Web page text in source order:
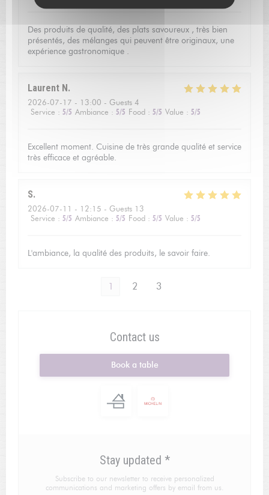
Des produits de qualité, des plats savoureux , très bien
présentés, des mélanges qui peuvent être originaux, une
expérience gastronomique .
Laurent N
2026-07-17 - 13:00 - Guests 4
Service : 5/5 Ambiance : 5/5 Food : 5/5 Value : 5/5
Excellent moment. Cuisine de très grande qualité et service
très efficace et agréable.
S
2026-07-11 - 12:15 - Guests 13
Service : 5/5 Ambiance : 5/5 Food : 5/5 Value : 5/5
L'ambiance, la qualité des produits, le savoir faire.
1 2 3
Contact us
Book a table
Stay updated *
Subscribe to our newsletter to receive personalized
communications and marketing offers by email from us.